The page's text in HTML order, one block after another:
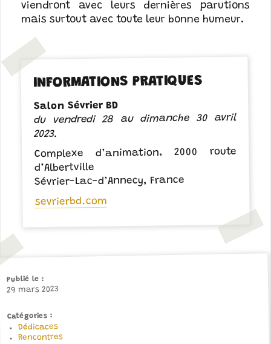
viendront avec leurs dernières parutions
mais surtout avec toute leur bonne humeur.
INFORMATIONS PRATIQUES
Salon Sévrier BD
du vendredi 28 au dimanche 30 avril
2023.
Complexe d’animation, 2000 route
d’Albertville
Sévrier-Lac-d’Annecy, France
sevrierbd.com
Publié le
29 mars 2023
Catégories
Dédicaces
Rencontres